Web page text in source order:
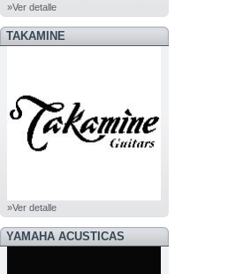
»Ver detalle
TAKAMINE
»Ver detalle
YAMAHA ACUSTICAS